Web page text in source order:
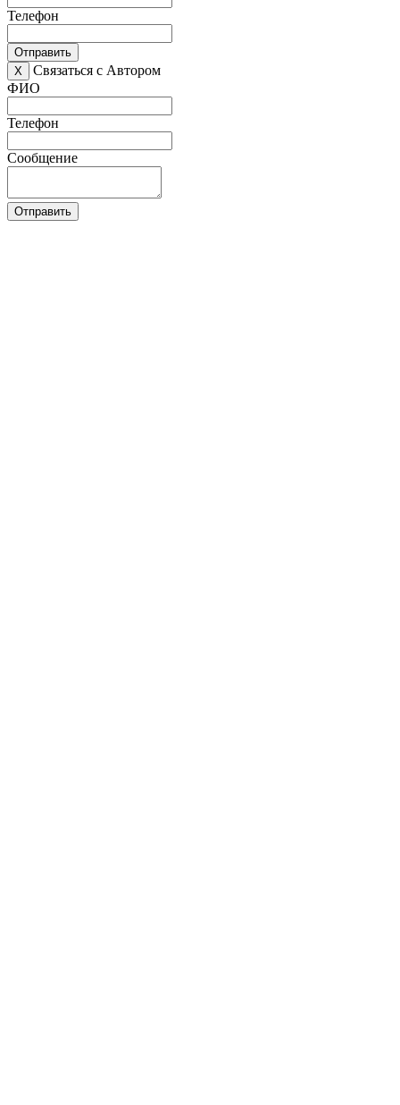
Телефон
Отправить
X
Связаться с Автором
ФИО
Телефон
Сообщение
Отправить